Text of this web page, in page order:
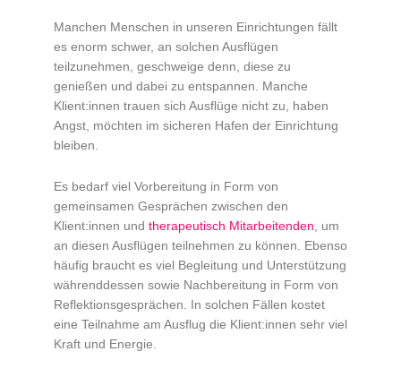
Manchen Menschen in unseren Einrichtungen fällt
es enorm schwer, an solchen Ausflügen
teilzunehmen, geschweige denn, diese zu
genießen und dabei zu entspannen. Manche
Klient:innen trauen sich Ausflüge nicht zu, haben
Angst, möchten im sicheren Hafen der Einrichtung
bleiben.
Es bedarf viel Vorbereitung in Form von
gemeinsamen Gesprächen zwischen den
Klient:innen und therapeutisch Mitarbeitenden, um
an diesen Ausflügen teilnehmen zu können. Ebenso
häufig braucht es viel Begleitung und Unterstützung
währenddessen sowie Nachbereitung in Form von
Reflektionsgesprächen. In solchen Fällen kostet
eine Teilnahme am Ausflug die Klient:innen sehr viel
Kraft und Energie.